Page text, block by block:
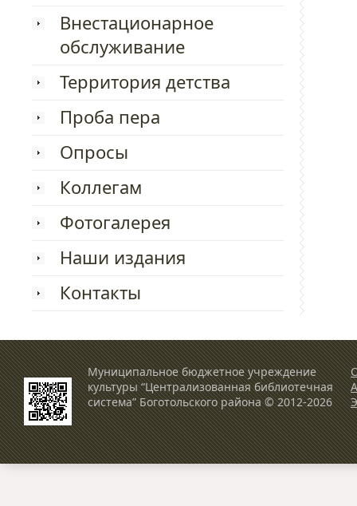
Внестационарное
обслуживание
Территория детства
Проба пера
Опросы
Коллегам
Фотогалерея
Наши издания
Контакты
Муниципальное бюджетное учреждение
культуры “Централизованная библиотечная
система” Боготольского района © 2012-2026